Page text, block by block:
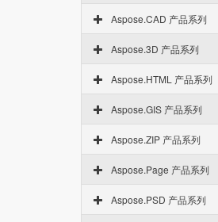
Aspose.CAD 产品系列
Aspose.3D 产品系列
Aspose.HTML 产品系列
Aspose.GIS 产品系列
Aspose.ZIP 产品系列
Aspose.Page 产品系列
Aspose.PSD 产品系列